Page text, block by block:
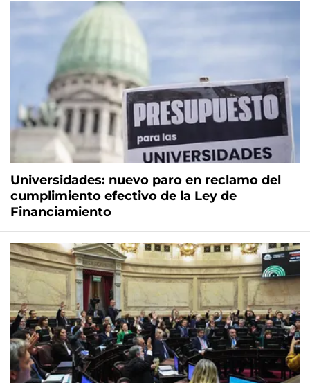
Universidades: nuevo paro en reclamo del
cumplimiento efectivo de la Ley de
Financiamiento